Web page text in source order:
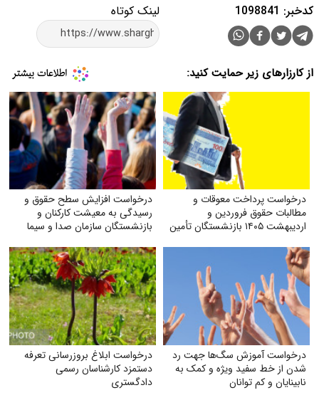
لینک کوتاه کدخبر: 1098841
از کارزارهای زیر حمایت کنید:
درخواست پرداخت معوقات و
مطالبات حقوق فروردین و
اردیبهشت ۱۴۰۵ بازنشستگان تأمین
درخواست افزایش سطح حقوق و
رسیدگی به معیشت کارکنان و
بازنشستگان سازمان صدا و سیما
درخواست آموزش سگ‌ها جهت رد
شدن از خط سفید ویژه و کمک به
نابینایان و کم توانان
درخواست ابلاغ بروز‌رسانی تعرفه
دستمزد کارشناسان رسمی
دادگستری